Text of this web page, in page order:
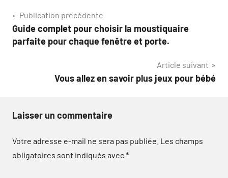
Navigation
de
Publication précédente
Guide complet pour choisir la moustiquaire
parfaite pour chaque fenêtre et porte.
Article suivant
Vous allez en savoir plus jeux pour bébé
Laisser un commentaire
Votre adresse e-mail ne sera pas publiée. Les champs
obligatoires sont indiqués avec*